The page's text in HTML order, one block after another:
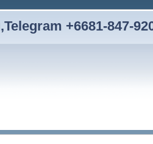
+6681-847-